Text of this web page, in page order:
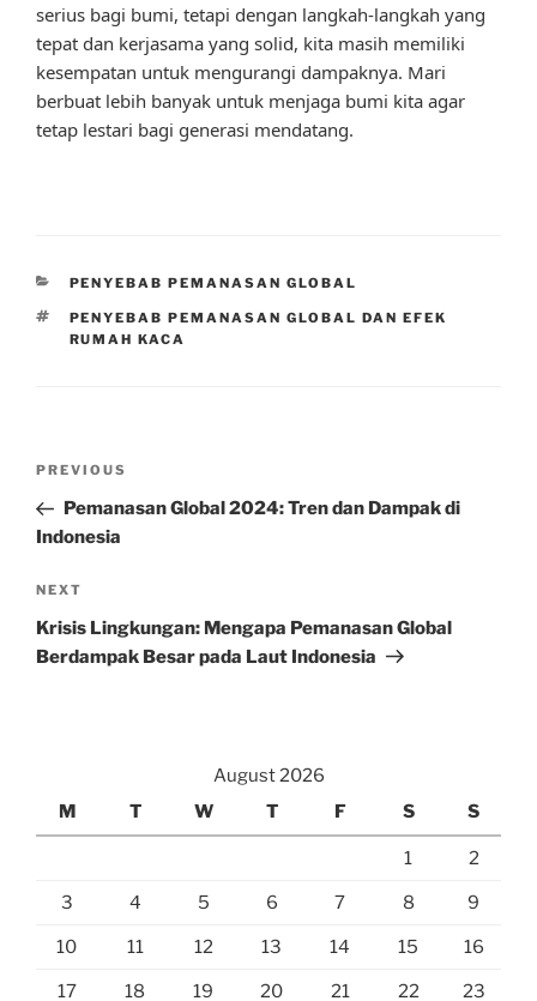
serius bagi bumi, tetapi dengan langkah-langkah yang
tepat dan kerjasama yang solid, kita masih memiliki
kesempatan untuk mengurangi dampaknya. Mari
berbuat lebih banyak untuk menjaga bumi kita agar
tetap lestari bagi generasi mendatang.
CATEGORIES
PENYEBAB PEMANASAN GLOBAL
TAGS
PENYEBAB PEMANASAN GLOBAL DAN EFEK
RUMAH KACA
Previous
Post
PREVIOUS
Pemanasan Global 2024: Tren dan Dampak di
Indonesia
Next
Post
NEXT
Krisis Lingkungan: Mengapa Pemanasan Global
Berdampak Besar pada Laut Indonesia
August 2026
M
T W T F S S
1 2
3 4 5 6 7 8 9
10 11 12 13 14 15 16
17 18 19 20 21 22 23